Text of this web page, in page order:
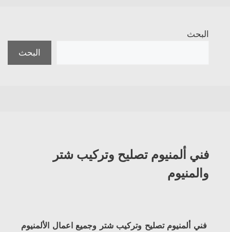
البحث
البحث
فني ألمنيوم تصليح وتركيب شتر
والمنيوم
فني ألمنيوم تصليح وتركيب شتر وجميع اعمال الألمنيوم